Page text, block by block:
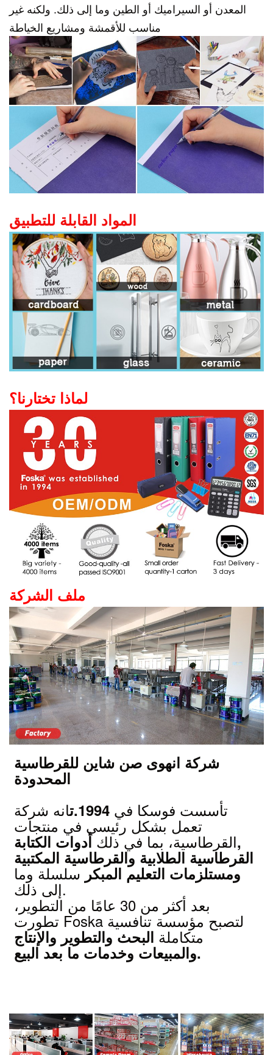
المعدن أو السيراميك أو الطين وما إلى ذلك. ولكنه غير
مناسب للأقمشة ومشاريع الخياطة
المواد القابلة للتطبيق
لماذا تختارنا؟
ملف الشركة
شركة انهوى صن شاين للقرطاسية
المحدودة
تأسست فوسكا في انه شركة
تعمل بشكل رئيسي في منتجات
القرطاسية، بما في ذلكأدوات الكتابة,
القرطاسية الطلابية والقرطاسية المكتبية
ومستلزمات التعليم المبكر سلسلة وما
إلى ذلك.
بعد أكثر من 30 عامًا من التطوير،
تطورت Foska لتصبح مؤسسة تنافسية
متكاملة البحث والتطوير والإنتاج
والمبيعات وخدمات ما بعد البيع.